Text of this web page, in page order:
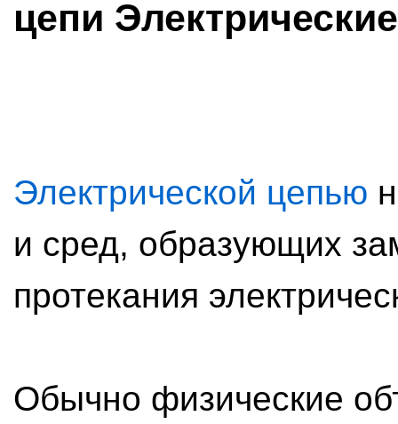
цепи
Электрической цепью
и сред, образующих
протекания
Обычно физические